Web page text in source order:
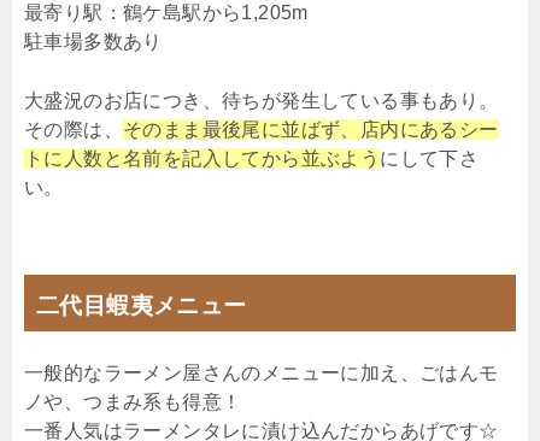
最寄り駅：鶴ケ島駅から1,205m
駐車場多数あり
大盛況のお店につき、待ちが発生している事もあり。
その際は、 そのまま最後尾に並ばず、店内にあるシー
トに人数と名前を記入してから並ぶよう にして下さ
い。
二代目蝦夷メニュー
一般的なラーメン屋さんのメニューに加え、ごはんモ
ノや、つまみ系も得意！
一番人気はラーメンタレに漬け込んだからあげです☆